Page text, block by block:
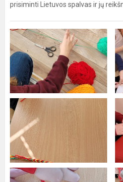
prisiminti Lietuvos spalvas ir jų